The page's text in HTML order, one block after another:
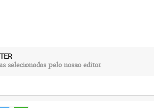
selecionadas pelo nosso editor